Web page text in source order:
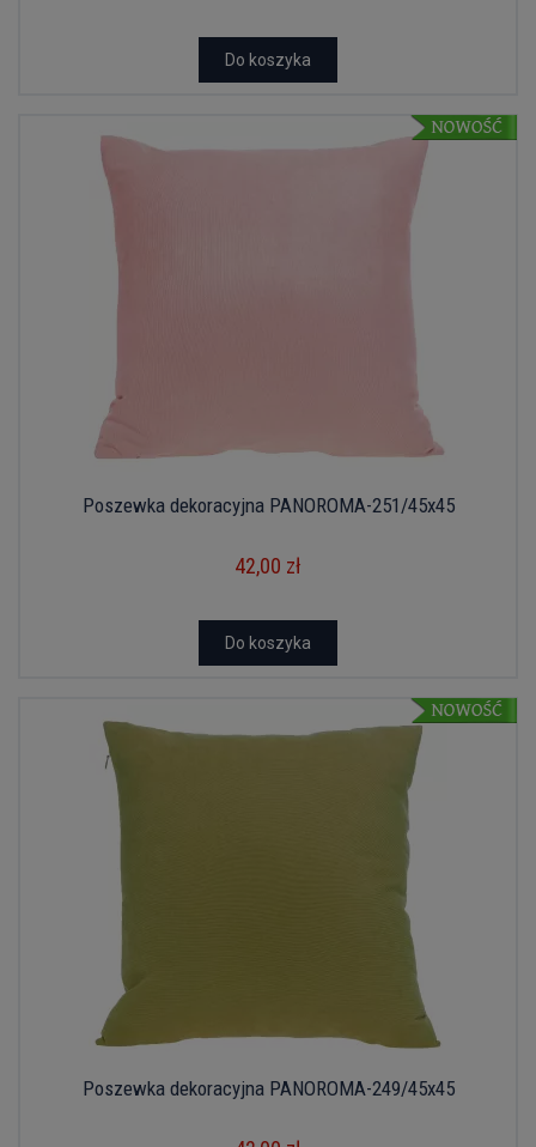
Do koszyka
Poszewka dekoracyjna PANOROMA-251/45x45
42,00 zł
Do koszyka
Poszewka dekoracyjna PANOROMA-249/45x45